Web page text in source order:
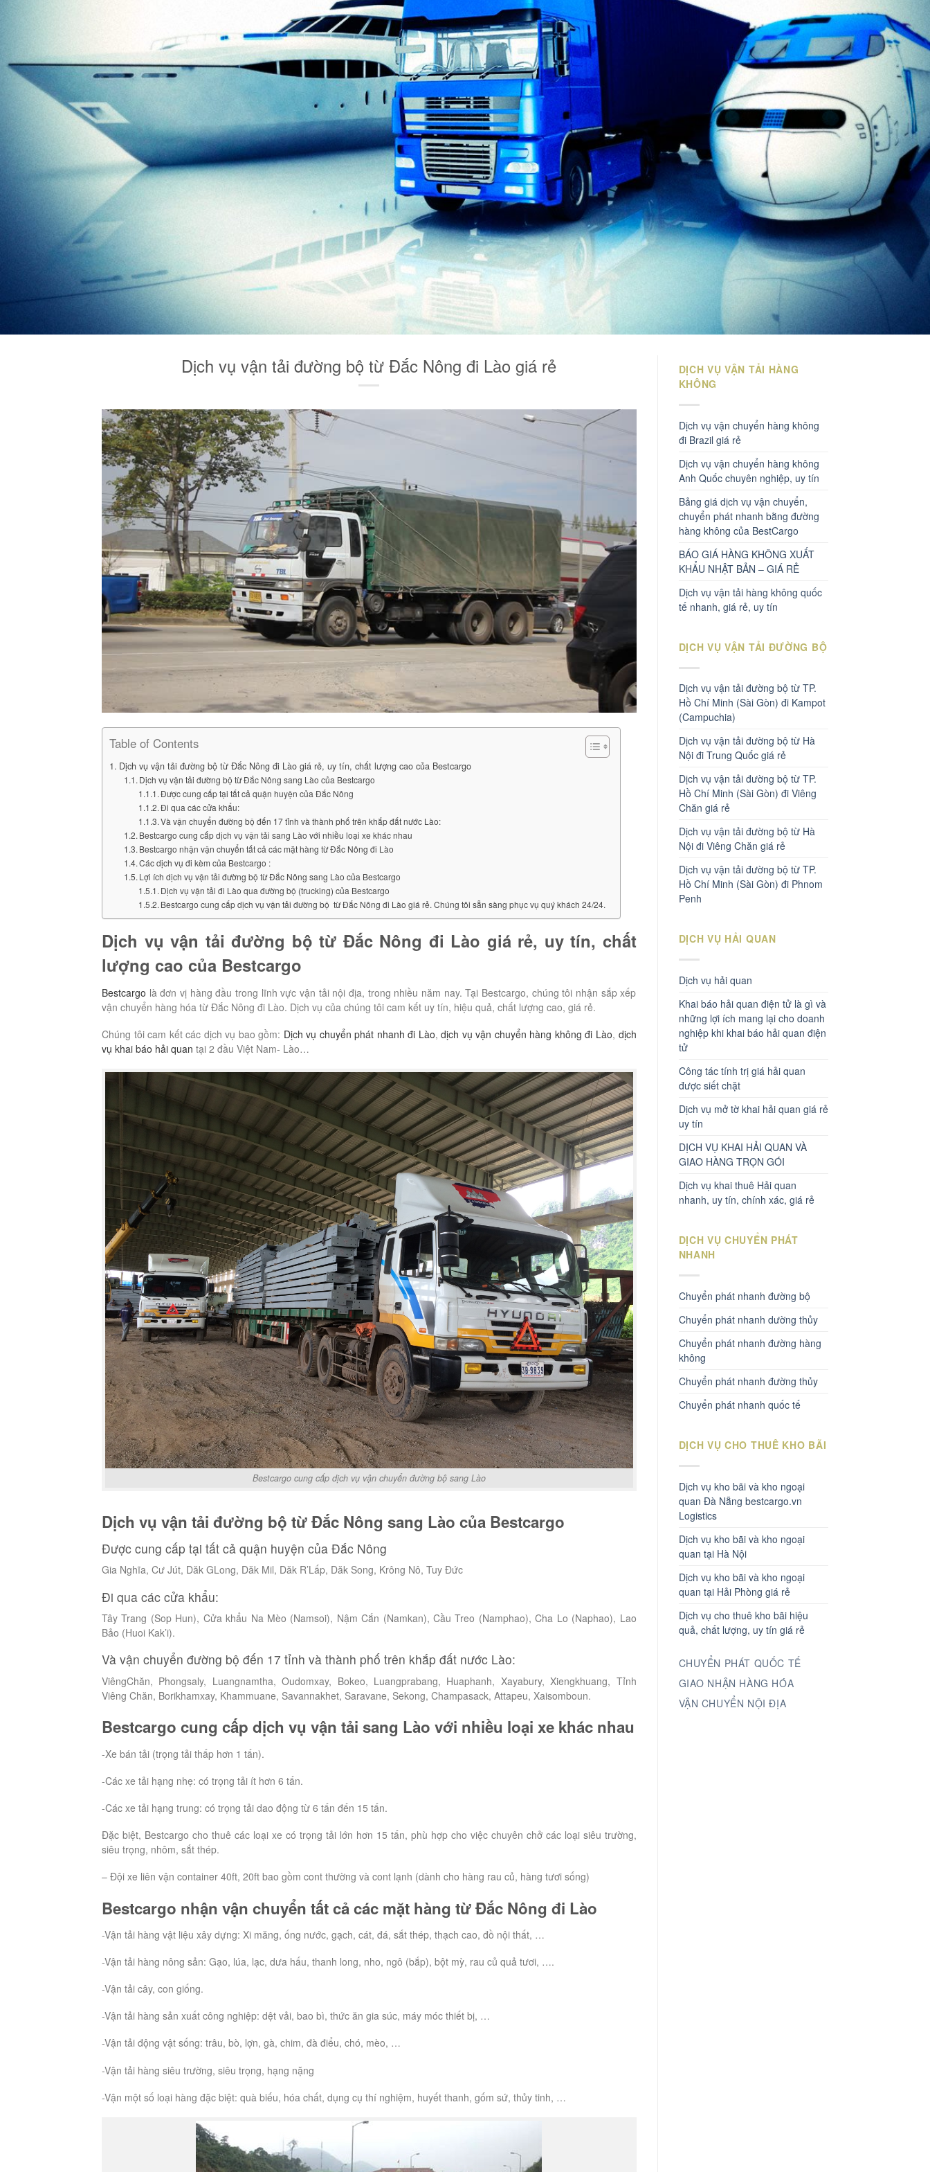
Dịch vụ vận tải đường bộ từ Đắc Nông đi Lào giá rẻ
Table of Contents
Dịch vụ vận tải đường bộ từ Đắc Nông đi Lào giá rẻ, uy tín, chất lượng cao của Bestcargo
Dịch vụ vận tải đường bộ từ Đắc Nông sang Lào của Bestcargo
Được cung cấp tại tất cả quận huyện của Đắc Nông
Đi qua các cửa khẩu:
Và vận chuyển đường bộ đến 17 tỉnh và thành phố trên khắp đất nước Lào:
Bestcargo cung cấp dịch vụ vận tải sang Lào với nhiều loại xe khác nhau
Bestcargo nhận vận chuyển tất cả các mặt hàng từ Đắc Nông đi Lào
Các dịch vụ đi kèm của Bestcargo :
Lợi ích dịch vụ vận tải đường bộ từ Đắc Nông sang Lào của Bestcargo
Dịch vụ vận tải đi Lào qua đường bộ (trucking) của Bestcargo
Bestcargo cung cấp dịch vụ vận tải đường bộ từ Đắc Nông đi Lào giá rẻ. Chúng tôi sẵn sàng phục vụ quý khách 24/24.
Dịch vụ vận tải đường bộ từ Đắc Nông đi Lào giá rẻ, uy tín, chất
lượng cao của Bestcargo
Bestcargo là đơn vị hàng đầu trong lĩnh vực vận tải nội địa, trong nhiều năm nay. Tại Bestcargo, chúng tôi nhận sắp xếp
vận chuyển hàng hóa từ Đắc Nông đi Lào. Dịch vụ của chúng tôi cam kết uy tín, hiệu quả, chất lượng cao, giá rẻ.
Chúng tôi cam kết các dịch vụ bao gồm: Dịch vụ chuyển phát nhanh đi Lào,dịch vụ vận chuyển hàng không đi Lào, dịch
vụ khai báo hải quan tại 2 đầu Việt Nam- Lào…
Bestcargo cung cấp dịch vụ vận chuyển đường bộ sang Lào
Dịch vụ vận tải đường bộ từ Đắc Nông sang Lào của Bestcargo
Được cung cấp tại tất cả quận huyện của Đắc Nông
Gia Nghĩa, Cư Jút, Dăk GLong, Dăk Mil, Dăk R’Lấp, Dăk Song, Krông Nô, Tuy Đức
Đi qua các cửa khẩu:
Tây Trang (Sop Hun), Cửa khẩu Na Mèo (Namsoi), Nậm Cắn (Namkan), Cầu Treo (Namphao), Cha Lo (Naphao), Lao
Bảo (Huoi Kak’i).
Và vận chuyển đường bộ đến 17 tỉnh và thành phố trên khắp đất nước Lào:
ViêngChăn, Phongsaly, Luangnamtha, Oudomxay, Bokeo, Luangprabang, Huaphanh, Xayabury, Xiengkhuang, Tỉnh
Viêng Chăn, Borikhamxay, Khammuane, Savannakhet, Saravane, Sekong, Champasack, Attapeu, Xaisomboun.
Bestcargo cung cấp dịch vụ vận tải sang Lào với nhiều loại xe khác nhau
-Xe bán tải (trọng tải thấp hơn 1 tấn).
-Các xe tải hạng nhẹ: có trọng tải ít hơn 6 tấn.
-Các xe tải hạng trung: có trọng tải dao động từ 6 tấn đến 15 tấn.
Đặc biệt, Bestcargo cho thuê các loại xe có trọng tải lớn hơn 15 tấn, phù hợp cho việc chuyên chở các loại siêu trường,
siêu trọng, nhôm, sắt thép.
– Đội xe liên vận container 40ft, 20ft bao gồm cont thường và cont lạnh (dành cho hàng rau củ, hàng tươi sống)
Bestcargo nhận vận chuyển tất cả các mặt hàng từ Đắc Nông đi Lào
-Vận tải hàng vật liệu xây dựng: Xi măng, ống nước, gạch, cát, đá, sắt thép, thạch cao, đồ nội thất, …
-Vận tải hàng nông sản: Gạo, lúa, lạc, dưa hấu, thanh long, nho, ngô (bắp), bột mỳ, rau củ quả tươi, ….
-Vận tải cây, con giống.
-Vận tải hàng sản xuất công nghiệp: dệt vải, bao bì, thức ăn gia súc, máy móc thiết bị, …
-Vận tải động vật sống: trâu, bò, lợn, gà, chim, đà điểu, chó, mèo, …
-Vận tải hàng siêu trường, siêu trọng, hạng nặng
-Vận một số loại hàng đặc biệt: quà biếu, hóa chất, dụng cụ thí nghiệm, huyết thanh, gốm sứ, thủy tinh, …
DỊCH VỤ VẬN TẢI HÀNG
KHÔNG
Dịch vụ vận chuyển hàng không
đi Brazil giá rẻ
Dịch vụ vận chuyển hàng không
Anh Quốc chuyên nghiệp, uy tín
Bảng giá dịch vụ vận chuyển,
chuyển phát nhanh bằng đường
hàng không của BestCargo
BÁO GIÁ HÀNG KHÔNG XUẤT
KHẨU NHẬT BẢN – GIÁ RẺ
Dịch vụ vận tải hàng không quốc
tế nhanh, giá rẻ, uy tín
DỊCH VỤ VẬN TẢI ĐƯỜNG BỘ
Dịch vụ vận tải đường bộ từ TP.
Hồ Chí Minh (Sài Gòn) đi Kampot
(Campuchia)
Dịch vụ vận tải đường bộ từ Hà
Nội đi Trung Quốc giá rẻ
Dịch vụ vận tải đường bộ từ TP.
Hồ Chí Minh (Sài Gòn) đi Viêng
Chăn giá rẻ
Dịch vụ vận tải đường bộ từ Hà
Nội đi Viêng Chăn giá rẻ
Dịch vụ vận tải đường bộ từ TP.
Hồ Chí Minh (Sài Gòn) đi Phnom
Penh
DỊCH VỤ HẢI QUAN
Dịch vụ hải quan
Khai báo hải quan điện tử là gì và
những lợi ích mang lại cho doanh
nghiệp khi khai báo hải quan điện
tử
Công tác tính trị giá hải quan
được siết chặt
Dịch vụ mở tờ khai hải quan giá rẻ
uy tín
DỊCH VỤ KHAI HẢI QUAN VÀ
GIAO HÀNG TRỌN GÓI
Dịch vụ khai thuê Hải quan
nhanh, uy tín, chính xác, giá rẻ
DỊCH VỤ CHUYỂN PHÁT
NHANH
Chuyển phát nhanh đường bộ
Chuyển phát nhanh dường thủy
Chuyển phát nhanh đường hàng
không
Chuyển phát nhanh đường thủy
Chuyển phát nhanh quốc tế
DỊCH VỤ CHO THUÊ KHO BÃI
Dịch vụ kho bãi và kho ngoại
quan Đà Nẵng bestcargo.vn
Logistics
Dịch vụ kho bãi và kho ngoại
quan tại Hà Nội
Dịch vụ kho bãi và kho ngoại
quan tại Hải Phòng giá rẻ
Dịch vụ cho thuê kho bãi hiệu
quả, chất lượng, uy tín giá rẻ
CHUYỂN PHÁT QUỐC TẾ
GIAO NHẬN HÀNG HÓA
VẬN CHUYỂN NỘI ĐỊA